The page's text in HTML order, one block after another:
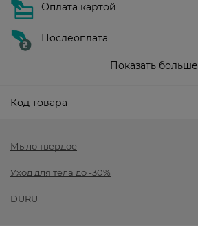
Оплата картой
Послеоплата
Показать больше
Код товара
Мыло твердое
Уход для тела до -30%
DURU